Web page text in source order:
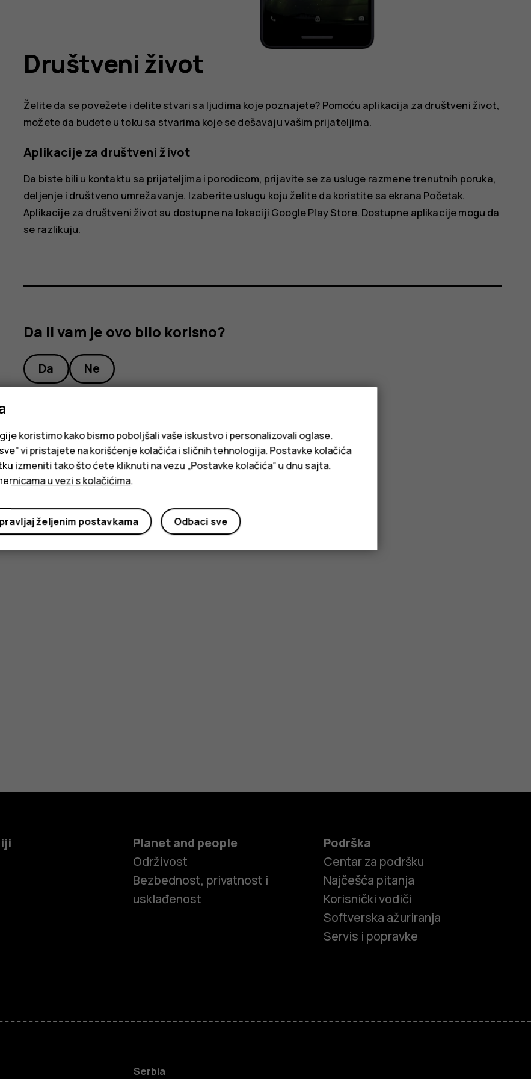
Društveni život
Želite da se povežete i delite stvari sa ljudima koje poznajete? Pomoću aplikacija za društveni život,
možete da budete u toku sa stvarima koje se dešavaju vašim prijateljima.
Aplikacije za društveni život
Da biste bili u kontaktu sa prijateljima i porodicom, prijavite se za usluge razmene trenutnih poruka,
deljenje i društveno umrežavanje. Izaberite uslugu koju želite da koristite sa ekrana Početak.
Aplikacije za društveni život su dostupne na lokaciji Google Play Store. Dostupne aplikacije mogu da
se razlikuju.
Da li vam je ovo bilo korisno?
Da Ne
Planet and people
Održivost
Bezbednost, privatnost i
usklađenost
Podrška
Centar za podršku
Najčešća pitanja
Korisnički vodiči
Softverska ažuriranja
Servis i popravke
Serbia
koristimo kako bismo poboljšali vaše iskustvo i personalizovali oglase.
vi pristajete na korišćenje kolačića i sličnih tehnologija. Postavke kolačića
izmeniti tako što ćete kliknuti na vezu „Postavke kolačića” u dnu sajta.
u vezi s kolačićima.
Odbaci sve
željenim postavkama